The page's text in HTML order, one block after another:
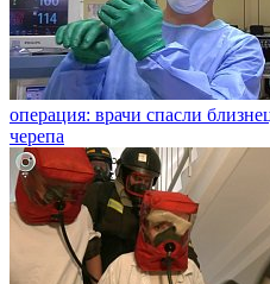
операция: врачи спасли
черепа